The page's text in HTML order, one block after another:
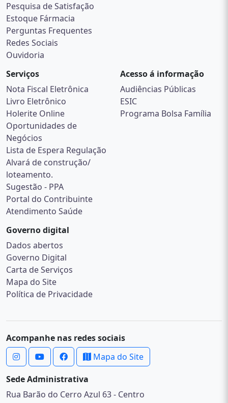
Pesquisa de Satisfação
Estoque Fármacia
Perguntas Frequentes
Redes Sociais
Ouvidoria
Serviços
Nota Fiscal Eletrônica
Livro Eletrônico
Holerite Online
Oportunidades de
Negócios
Lista de Espera Regulação
Alvará de construção/
loteamento.
Sugestão - PPA
Portal do Contribuinte
Atendimento Saúde
Acesso á informação
Audiências Públicas
ESIC
Programa Bolsa Família
Governo digital
Dados abertos
Governo Digital
Carta de Serviços
Mapa do Site
Política de Privacidade
Acompanhe nas redes sociais
Mapa do Site
Sede Administrativa
Rua Barão do Cerro Azul 63 - Centro